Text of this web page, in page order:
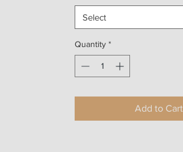
Select
Quantity *
Add to Cart